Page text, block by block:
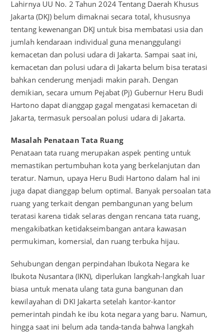
Lahirnya UU No. 2 Tahun 2024 Tentang Daerah Khusus
Jakarta (DKJ) belum dimaknai secara total, khususnya
tentang kewenangan DKJ untuk bisa membatasi usia dan
jumlah kendaraan individual guna menanggulangi
kemacetan dan polusi udara di Jakarta. Sampai saat ini,
kemacetan dan polusi udara di Jakarta belum bisa teratasi
bahkan cenderung menjadi makin parah. Dengan
demikian, secara umum Pejabat (Pj) Gubernur Heru Budi
Hartono dapat dianggap gagal mengatasi kemacetan di
Jakarta, termasuk persoalan polusi udara di Jakarta.
Masalah Penataan Tata Ruang
Penataan tata ruang merupakan aspek penting untuk
memastikan pertumbuhan kota yang berkelanjutan dan
teratur. Namun, upaya Heru Budi Hartono dalam hal ini
juga dapat dianggap belum optimal. Banyak persoalan tata
ruang yang terkait dengan pembangunan yang belum
teratasi karena tidak selaras dengan rencana tata ruang,
mengakibatkan ketidakseimbangan antara kawasan
permukiman, komersial, dan ruang terbuka hijau.
Sehubungan dengan perpindahan Ibukota Negara ke
Ibukota Nusantara (IKN), diperlukan langkah-langkah luar
biasa untuk menata ulang tata guna bangunan dan
kewilayahan di DKI Jakarta setelah kantor-kantor
pemerintah pindah ke ibu kota negara yang baru. Namun,
hingga saat ini belum ada tanda-tanda bahwa langkah